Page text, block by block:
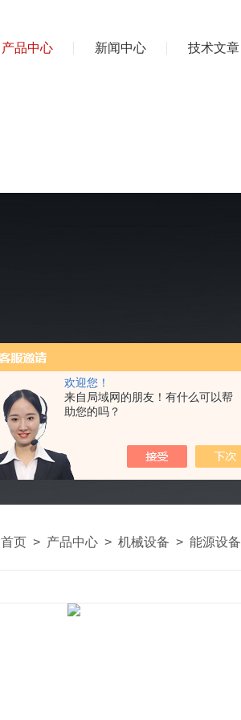
欢迎您！
来自局域网的朋友！有什么可以帮
助您的吗？
产品中心 新闻中心 技术文章
首页 > 产品中心 > 机械设备 > 能源设备